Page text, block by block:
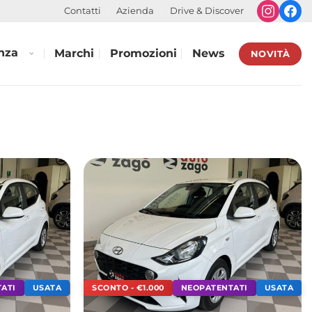
Contatti Azienda Drive & Discover
Marchi Promozioni News NOVITÀ
USATA SCONTO - €1.000 NEOPATENTATI USATA